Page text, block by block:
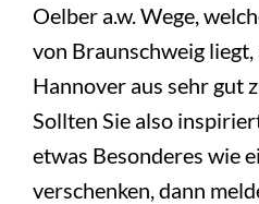
Oelber a.w. Wege,
von Braunschweig liegt,
Hannover aus sehr gut
Sollten Sie also
etwas Besonderes wie
verschenken, dann